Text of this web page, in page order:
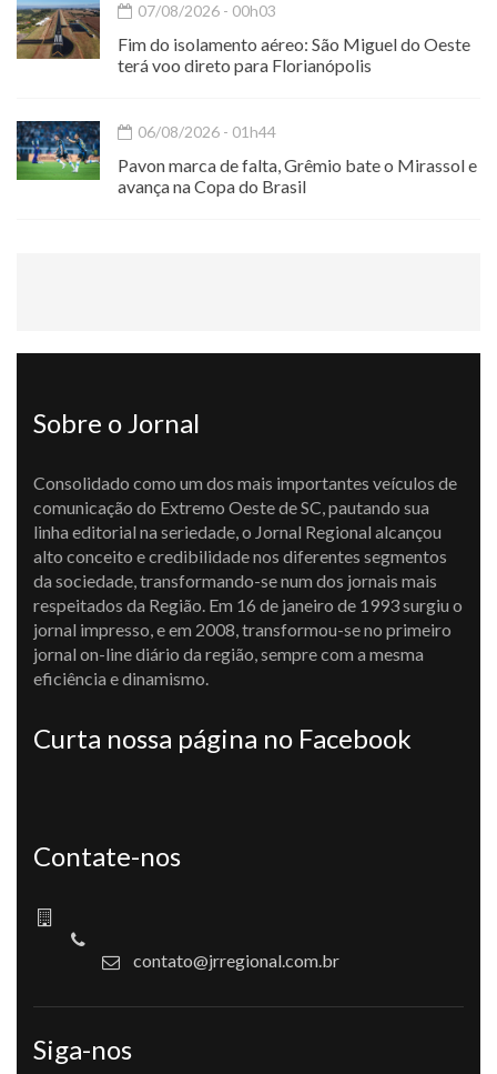
07/08/2026 - 00h03
Fim do isolamento aéreo: São Miguel do Oeste
terá voo direto para Florianópolis
06/08/2026 - 01h44
Pavon marca de falta, Grêmio bate o Mirassol e
avança na Copa do Brasil
Sobre o Jornal
Consolidado como um dos mais importantes veículos de
comunicação do Extremo Oeste de SC, pautando sua
linha editorial na seriedade, o Jornal Regional alcançou
alto conceito e credibilidade nos diferentes segmentos
da sociedade, transformando-se num dos jornais mais
respeitados da Região. Em 16 de janeiro de 1993 surgiu o
jornal impresso, e em 2008, transformou-se no primeiro
jornal on-line diário da região, sempre com a mesma
eficiência e dinamismo.
Curta nossa página no Facebook
Contate-nos
contato@jrregional.com.br
Siga-nos